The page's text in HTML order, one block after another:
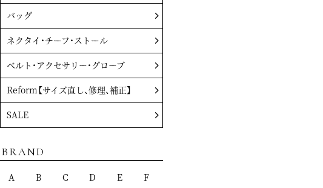
バッグ
ネクタイ・チーフ・ストール
ベルト・アクセサリー・グローブ
Reform【サイズ直し、修理、補正】
SALE
BRAND
A B C D E
F